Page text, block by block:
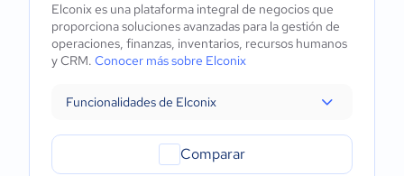
Elconix es una plataforma integral de negocios que
proporciona soluciones avanzadas para la gestión de
operaciones, finanzas, inventarios, recursos humanos
y CRM. Conocer más sobre Elconix
Funcionalidades de Elconix
Comparar